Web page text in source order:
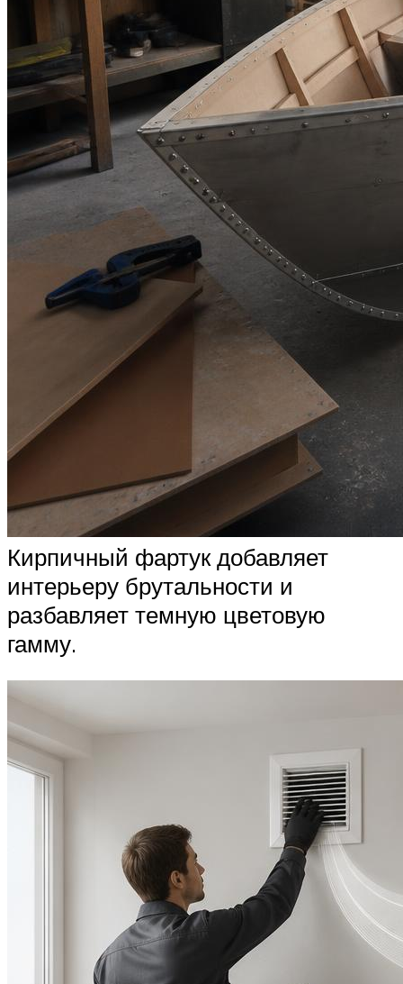
Кирпичный фартук добавляет
интерьеру брутальности и
разбавляет темную цветовую
гамму.